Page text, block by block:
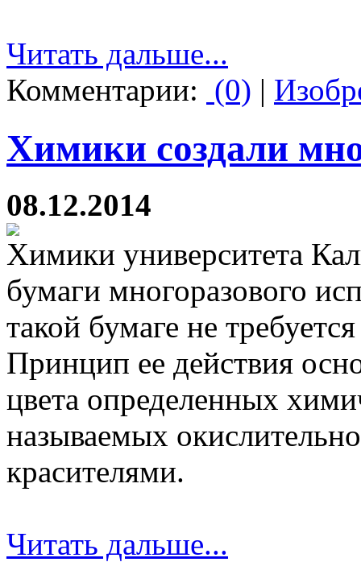
Читать дальше...
Комментарии: (0) |
Химики создали
08.12.2014
Химики университета
бумаги многоразового
такой бумаге не
Принцип ее действия
цвета определенных
называемых
красителями.
Читать дальше...